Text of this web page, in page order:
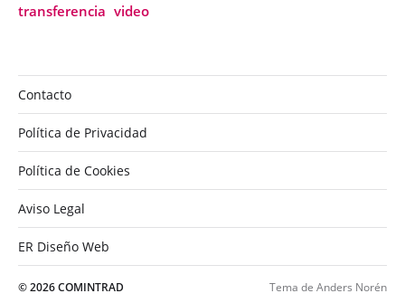
transferencia video
Contacto
Política de Privacidad
Política de Cookies
Aviso Legal
ER Diseño Web
© 2026COMINTRAD Tema de Anders Norén